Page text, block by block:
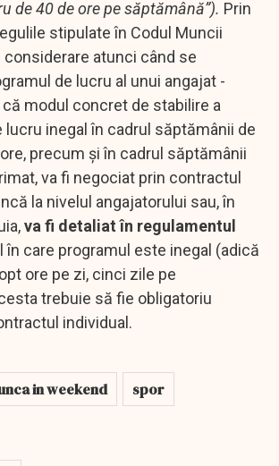
de 40 de ore pe săptămână”). Prin
stipulate în Codul Muncii
atunci când se
de lucru al unui angajat -
modul concret de stabilire a
lucru inegal în cadrul săptămânii de
precum și în cadrul săptămânii
va fi negociat prin contractul
la nivelul angajatorului sau, în
va fi detaliat în regulamentul
în care programul este inegal (adică
ore pe zi, cinci zile pe
trebuie să fie obligatoriu
individual.
in weekend
spor